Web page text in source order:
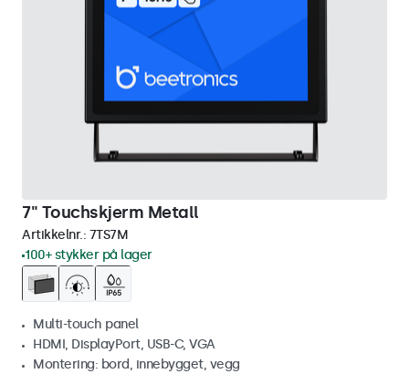
7" Touchskjerm Metall
Artikkelnr.: 7TS7M
100+ stykker på lager
Multi-touch panel
HDMI, DisplayPort, USB-C, VGA
Montering: bord, innebygget, vegg